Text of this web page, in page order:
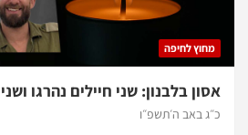
מחוץ לחיפה
אסון בלבנון: שני חיילים נהרגו
כ״ג באב ה׳תשפ״ו